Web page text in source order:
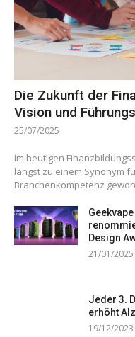
Die Zukunft der
Vision und
25/07/2025
Im heutigen
längst zu einem Synonym
Branchenkompetenz
Design
21/01/2025
Jeder 3.
erhöht
19/12/2023